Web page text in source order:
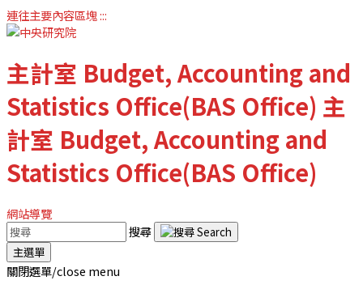
連往主要內容區塊:::
主計室 Budget, Accounting and
Statistics Office(BAS Office) 主
計室 Budget, Accounting and
Statistics Office(BAS Office)
網站導覽
搜尋
主選單
關閉選單/close menu